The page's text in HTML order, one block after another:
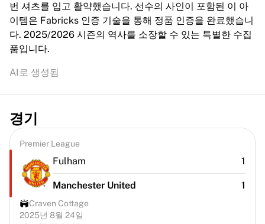
번 셔츠를 입고 활약했습니다. 선수의 사인이 포함된 이 아
이템은 Fabricks 인증 기술을 통해 정품 인증을 완료했습니
다. 2025/2026 시즌의 역사를 소장할 수 있는 특별한 수집
품입니다.
AI로 생성됨
경기
Premier League
Fulham 1
Manchester United 1
Craven Cottage
2025년 8월 24일